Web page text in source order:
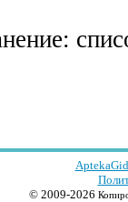
© 2009-2026